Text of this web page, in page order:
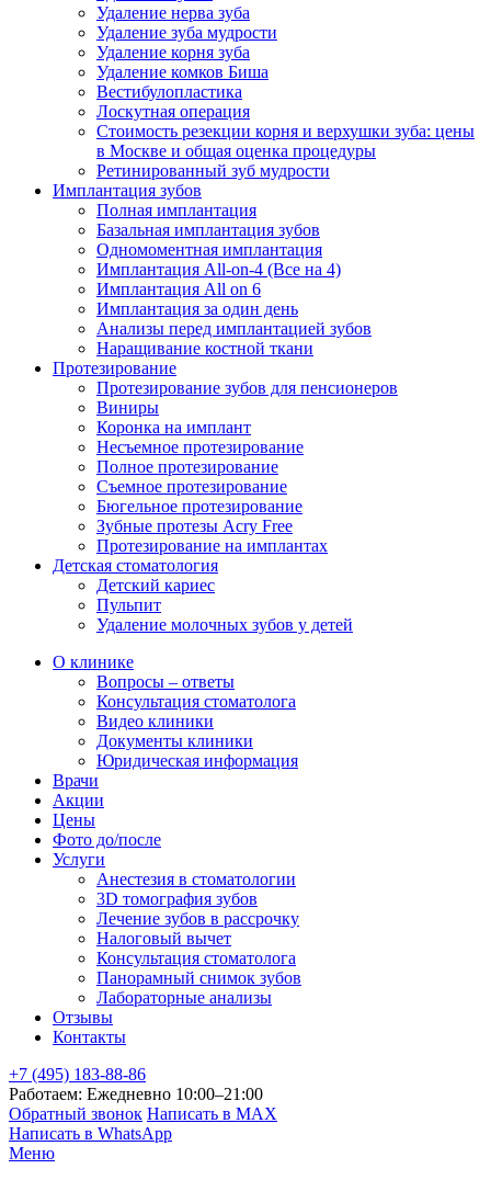
Удаление нерва зуба
Удаление зуба мудрости
Удаление корня зуба
Удаление комков Биша
Вестибулопластика
Лоскутная операция
Стоимость резекции корня и верхушки зуба: цены
в Москве и общая оценка процедуры
Ретинированный зуб мудрости
Имплантация зубов
Полная имплантация
Базальная имплантация зубов
Одномоментная имплантация
Имплантация All-on-4 (Все на 4)
Имплантация All on 6
Имплантация за один день
Анализы перед имплантацией зубов
Наращивание костной ткани
Протезирование
Протезирование зубов для пенсионеров
Виниры
Коронка на имплант
Несъемное протезирование
Полное протезирование
Съемное протезирование
Бюгельное протезирование
Зубные протезы Acry Free
Протезирование на имплантах
Детская стоматология
Детский кариес
Пульпит
Удаление молочных зубов у детей
О клинике
Вопросы – ответы
Консультация стоматолога
Видео клиники
Документы клиники
Юридическая информация
Врачи
Акции
Цены
Фото до/после
Услуги
Анестезия в стоматологии
3D томография зубов
Лечение зубов в рассрочку
Налоговый вычет
Консультация стоматолога
Панорамный снимок зубов
Лабораторные анализы
Отзывы
Контакты
+7 (495) 183-88-86
Работаем: Ежедневно 10:00–21:00
Обратный звонок Написать в MAX
Написать в WhatsApp
Меню